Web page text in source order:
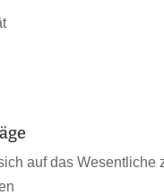
auf das Wesentliche